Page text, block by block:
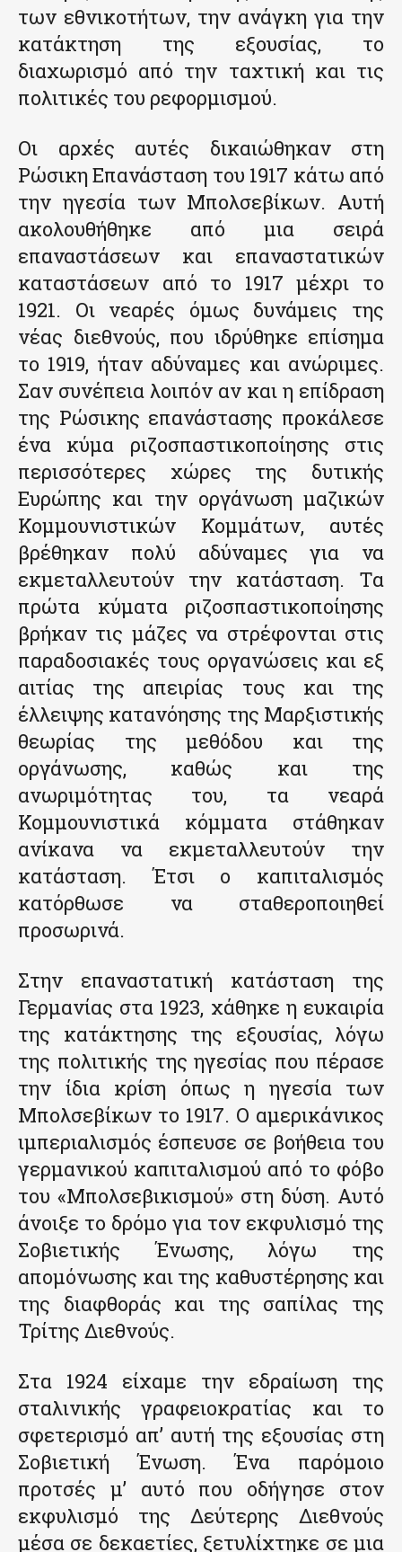
των εθνικοτήτων, την ανάγκη για την
κατάκτηση της εξουσίας, το
διαχωρισμό από την ταχτική και τις
πολιτικές του ρεφορμισμού.
Οι αρχές αυτές δικαιώθηκαν στη
Ρώσικη Επανάσταση του 1917 κάτω από
την ηγεσία των Μπολσεβίκων. Αυτή
ακολουθήθηκε από μια σειρά
επαναστάσεων και επαναστατικών
καταστάσεων από το 1917 μέχρι το
1921. Οι νεαρές όμως δυνάμεις της
νέας διεθνούς, που ιδρύθηκε επίσημα
το 1919, ήταν αδύναμες και ανώριμες.
Σαν συνέπεια λοιπόν αν και η επίδραση
της Ρώσικης επανάστασης προκάλεσε
ένα κύμα ριζοσπαστικοποίησης στις
περισσότερες χώρες της δυτικής
Ευρώπης και την οργάνωση μαζικών
Κομμουνιστικών Κομμάτων, αυτές
βρέθηκαν πολύ αδύναμες για να
εκμεταλλευτούν την κατάσταση. Τα
πρώτα κύματα ριζοσπαστικοποίησης
βρήκαν τις μάζες να στρέφονται στις
παραδοσιακές τους οργανώσεις και εξ
αιτίας της απειρίας τους και της
έλλειψης κατανόησης της Μαρξιστικής
θεωρίας της μεθόδου και της
οργάνωσης, καθώς και της
ανωριμότητας του, τα νεαρά
Κομμουνιστικά κόμματα στάθηκαν
ανίκανα να εκμεταλλευτούν την
κατάσταση. Έτσι ο καπιταλισμός
κατόρθωσε να σταθεροποιηθεί
προσωρινά.
Στην επαναστατική κατάσταση της
Γερμανίας στα 1923, χάθηκε η ευκαιρία
της κατάκτησης της εξουσίας, λόγω
της πολιτικής της ηγεσίας που πέρασε
την ίδια κρίση όπως η ηγεσία των
Μπολσεβίκων το 1917. Ο αμερικάνικος
ιμπεριαλισμός έσπευσε σε βοήθεια του
γερμανικού καπιταλισμού από το φόβο
του «Μπολσεβικισμού» στη δύση. Αυτό
άνοιξε το δρόμο για τον εκφυλισμό της
Σοβιετικής Ένωσης, λόγω της
απομόνωσης και της καθυστέρησης και
της διαφθοράς και της σαπίλας της
Τρίτης Διεθνούς.
Στα 1924 είχαμε την εδραίωση της
σταλινικής γραφειοκρατίας και το
σφετερισμό απ’ αυτή της εξουσίας στη
Σοβιετική Ένωση. Ένα παρόμοιο
προτσές μ’ αυτό που οδήγησε στον
εκφυλισμό της Δεύτερης Διεθνούς
μέσα σε δεκαετίες, ξετυλίχτηκε σε μια